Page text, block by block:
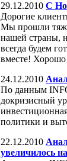
29.12.2010 С
Дорогие
Мы прошли
нашей страны,
всегда будем
вместе! Хорошо
24.12.2010
По данным
докризисный
политики и
22.12.2010
увеличилось